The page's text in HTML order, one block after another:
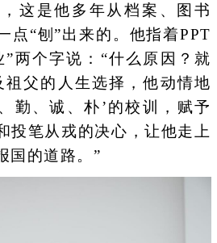
这是他多年从档案、图书
点“刨”出来的。他指着PPT
”两个字说：“什么原因？就
祖父的人生选择，他动情地
勤、诚、朴’的校训，赋予
投笔从戎的决心，让他走上
国的道路。”